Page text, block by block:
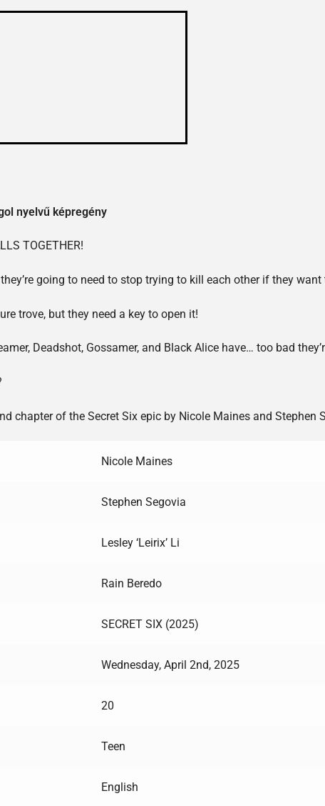
nyelvű képregény
TOGETHER!
going to need to stop trying to kill each other if they want
trove, but they need a key to open it!
Deadshot, Gossamer, and Black Alice have… too bad
chapter of the Secret Six epic by Nicole Maines and Stephen
Nicole Maines
Stephen Segovia
Lesley ‘Leirix’ Li
Rain Beredo
SECRET SIX (2025)
Wednesday, April 2nd, 2025
20
Teen
English